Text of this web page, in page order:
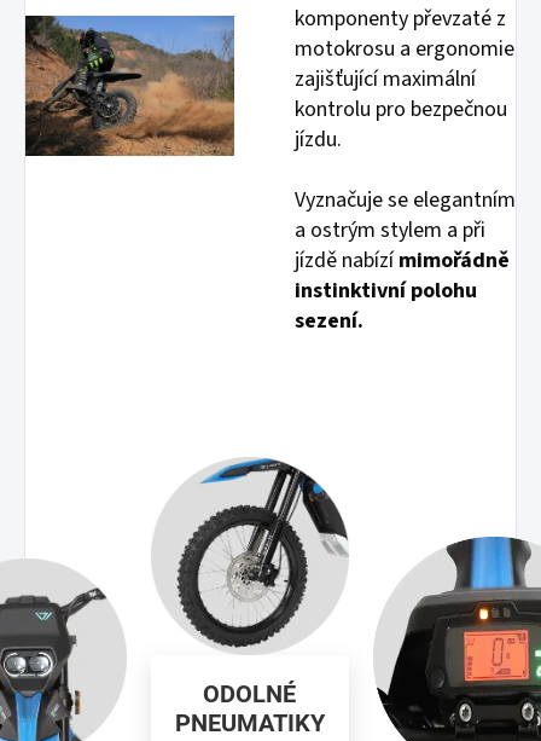
komponenty převzaté z
motokrosu a ergonomie
zajišťující maximální
kontrolu pro bezpečnou
jízdu.
Vyznačuje se elegantním
a ostrým stylem a při
jízdě nabízímimořádně
instinktivní polohu
sezení.
ODOLNÉ
PNEUMATIKY